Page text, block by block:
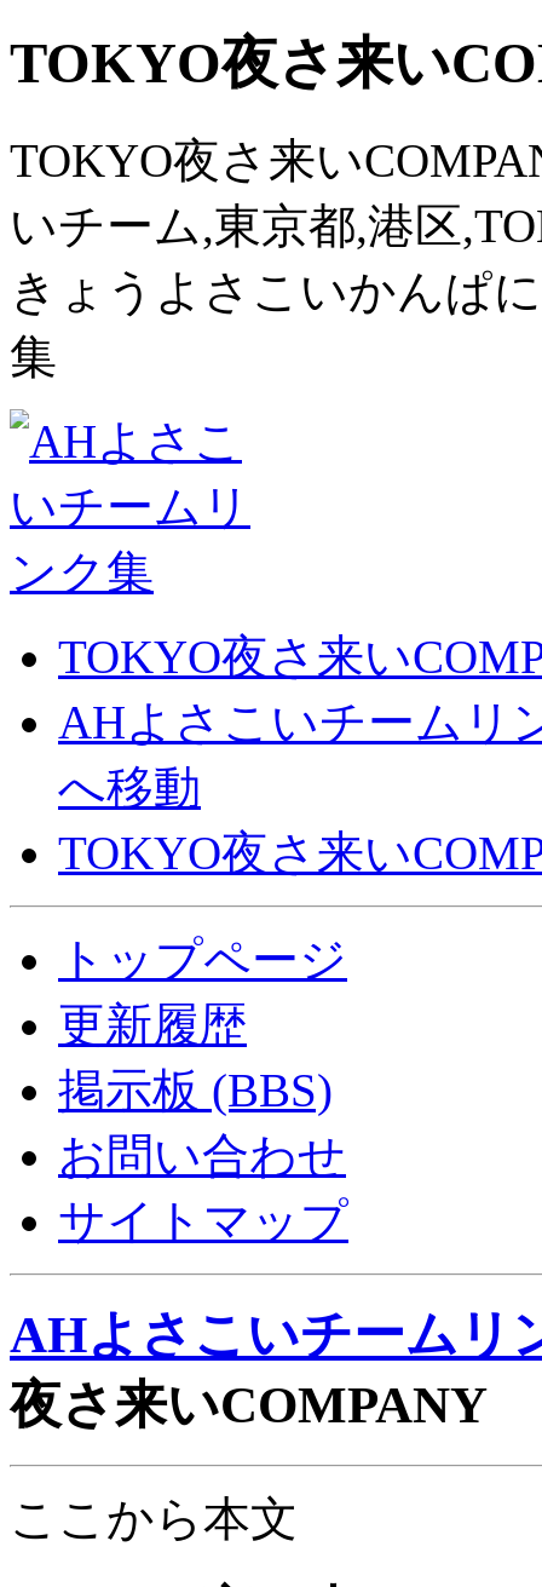
TOKYO夜さ来い
TOKYO夜さ来い
いチーム,東京都,港区
きょうよさこいかんぱ
集
TOKYO夜さ来い
AHよさこいチームリ
へ移動
TOKYO夜さ来い
トップページ
更新履歴
掲示板 (BBS)
お問い合わせ
サイトマップ
AHよさこいチームリ
夜さ来いCOMPANY
ここから本文